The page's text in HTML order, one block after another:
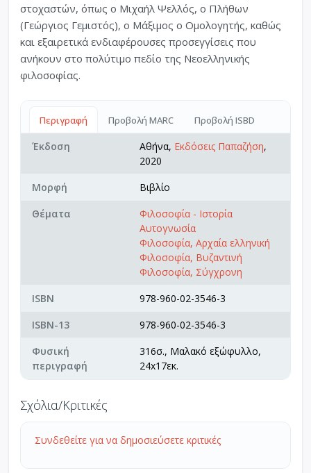
στοχαστών, όπως ο Μιχαήλ Ψελλός, ο Πλήθων
(Γεώργιος Γεμιστός), ο Μάξιμος ο Ομολογητής, καθώς
και εξαιρετικά ενδιαφέρουσες προσεγγίσεις που
ανήκουν στο πολύτιμο πεδίο της Νεοελληνικής
φιλοσοφίας.
Περιγραφή Προβολή MARC Προβολή ISBD
Έκδοση Αθήνα, Εκδόσεις Παπαζήση,
2020
Μορφή
Βιβλίο
Θέματα
Φιλοσοφία - Ιστορία
Αυτογνωσία
Φιλοσοφία, Αρχαία ελληνική
Φιλοσοφία, Βυζαντινή
Φιλοσοφία, Σύγχρονη
ISBN
978-960-02-3546-3
ISBN-13
978-960-02-3546-3
Φυσική
περιγραφή
316σ., Μαλακό εξώφυλλο,
24x17εκ.
Σχόλια/Κριτικές
Συνδεθείτε για να δημοσιεύσετε κριτικές